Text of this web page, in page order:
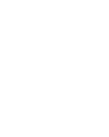
B. Brauns
portefølje.